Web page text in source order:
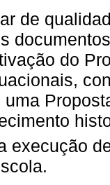
de
do
execução